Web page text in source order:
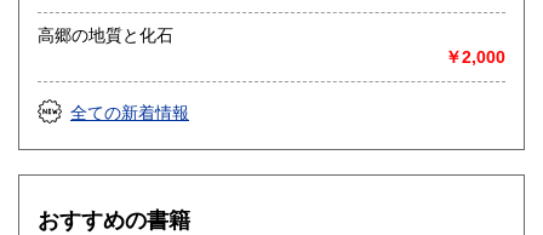
高郷の地質と化石
￥2,000
全ての新着情報
おすすめの書籍